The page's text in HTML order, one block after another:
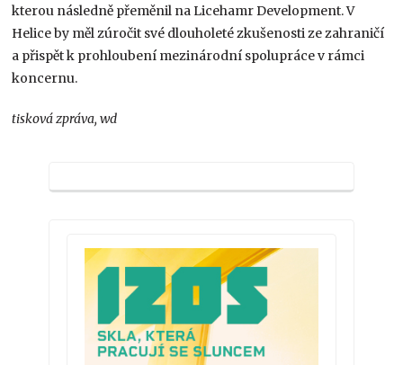
kterou následně přeměnil na Licehamr Development. V
Helice by měl zúročit své dlouholeté zkušenosti ze zahraničí
a přispět k prohloubení mezinárodní spolupráce v rámci
koncernu.
tisková zpráva, wd